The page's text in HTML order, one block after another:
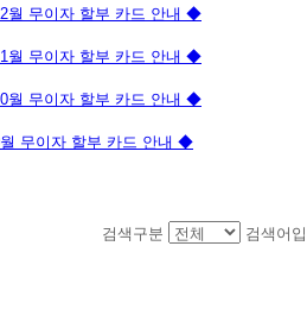
월 무이자 할부 카드 안내 ◆
월 무이자 할부 카드 안내 ◆
월 무이자 할부 카드 안내 ◆
무이자 할부 카드 안내 ◆
검색구분 검색어